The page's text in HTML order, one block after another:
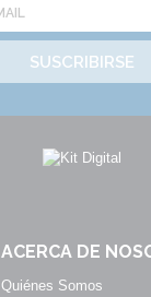
SUSCRIBIRSE
ACERCA DE
Quiénes Somos